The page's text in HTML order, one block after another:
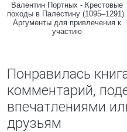
Валентин Портных - Крестовые
походы в Палестину (1095–1291).
Аргументы для привлечения к
участию
Понравилась
комментарий,
впечатлениями
друзьям